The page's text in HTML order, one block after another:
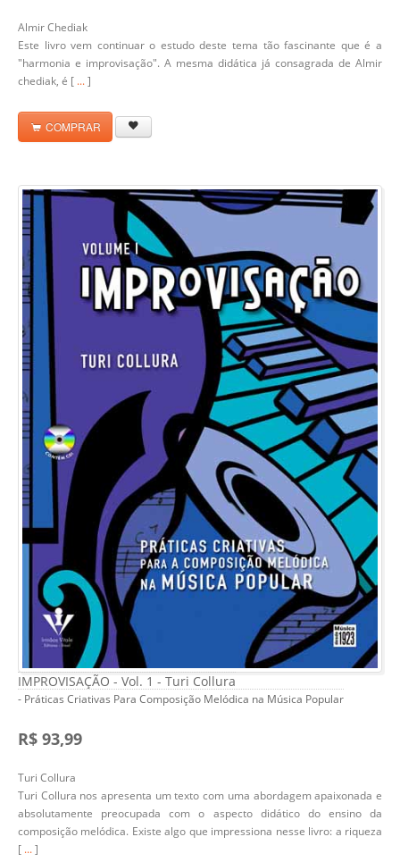
Almir Chediak
Este livro vem continuar o estudo deste tema tão fascinante que é a
"harmonia e improvisação". A mesma didática já consagrada de Almir
chediak, é [ ...]
COMPRAR
IMPROVISAÇÃO - Vol. 1 - Turi Collura
- Práticas Criativas Para Composição Melódica na Música Popular
R$ 93,99
Turi Collura
Turi Collura nos apresenta um texto com uma abordagem apaixonada e
absolutamente preocupada com o aspecto didático do ensino da
composição melódica. Existe algo que impressiona nesse livro: a riqueza
[ ...]